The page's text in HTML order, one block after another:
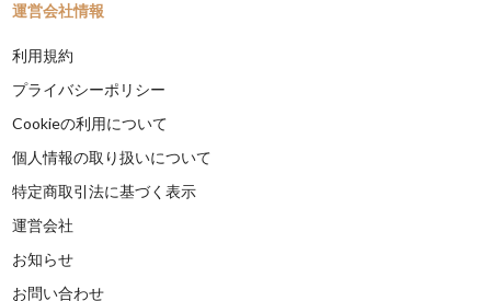
運営会社情報
利用規約
プライバシーポリシー
Cookieの利用について
個人情報の取り扱いについて
特定商取引法に基づく表示
運営会社
お知らせ
お問い合わせ